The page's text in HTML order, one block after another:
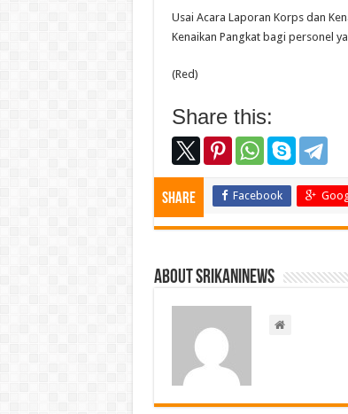
Usai Acara Laporan Korps dan
Kenaikan Pangkat bagi personel
(Red)
Share this:
Share Facebook
About srikaninews